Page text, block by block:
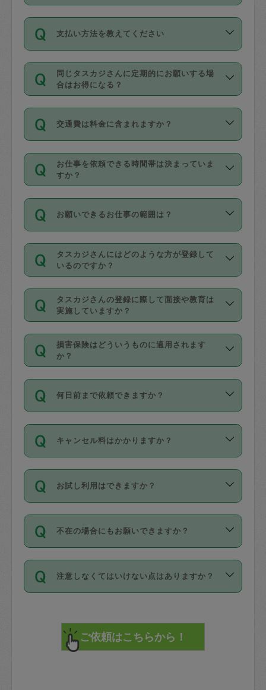
利用ください。機能をご利用いただくに
の上事前申請することが必要です。な
お、3時間を下回っても、値引き等はござ
いません。
11種類の価格帯の中からタスカジさん自
身が価格を選んで設定しています。
タスカジさんの価格設定には最初は制限
があり、レビュー件数、レビューの平均
値、などで除々に設定可能な最高額が上
がっていく仕組みになっています。
支払い方法を教えてください
お支払方法はクレジットカード（Visa／
Master／JCB／AMERICAN EXPRESS／
Diners Club）のみとなります。
を行う際にご入力ください。プロフィー
ル登録時にはご入力いただかなくても大
丈夫です。
デビットカード・プリペイドカード（Vプ
リカ、au WALLETなど）は支払にはご利
銀行振込や現金払いも対応していませ
なお、タスカジさんの交通費も、依頼料
金のご請求と合わせてお支払いとなりま
動計算で表示されます。
同じタスカジさんに定期的にお願いする場
合はお得になる？
依頼には「スポット」と「定期（毎週｜
隔週）」があり、「定期」の依頼は「ス
ポット」よりお得な料金でご利用できま
す。
定期の最低利用回数は設けていない代わ
りに、一定数を超えたキャンセルは有償
（例：毎週定期の場合は３回以上のキャ
ンセルが有償（1200円、隔週定期の場合
は２回以上のキャンセルが有償（1200
交通費は料金に含まれますか？
交通費は依頼料金とは別途発生し、依頼
料金のご請求と合わせてお支払いとなり
ます。交通費の金額は「依頼の詳細」に
お仕事を依頼できる時間帯は決まっていま
すか？
時間帯は3種類あります。いずれも１回あ
たり３時間です。
・ＡＭ ９時～１２時
・ＰＭ １３時～１６時
・夜 １８時～２１時
開始時間を２時間前後変更することが可
能です。依頼送信後、個別にタスカジさ
んにメッセージを送り調整してくださ
い。ただし、２時間を越えての調整はで
時間も被らない場合、損害保険の対象外
お願いできるお仕事の範囲は？
掃除、整理収納、洗濯、買い物、料理、
作り置きです。タスカジさんによってで
きる仕事の範囲が異なりますので、依頼
する前にタスカジさんのプロフィールで
確認してください。
基本的に、高所での作業や危険作業、屋
外での作業は対象外です。
タスカジさんにはどのような方が登録して
いるのですか？
主婦として長年の家事経験をお持ちの
方、栄養士・調理師といった資格者で保
育園や学校の給食やレストランで料理関
係の専門職に従事されていた方、日本で
すでにハウスキーパーや英語の先生とし
てお仕事をしているフィリピン出身の
社員など様々なバックグラウンドの方が
登録しています。
日本語も話せる方など様々です。
ールに記載していますので、各自の得意
を依頼してください。
タスカジさんの登録に際して面接や教育は
実施していますか？
応募の際に、各自事務局との面接と説明
を行っています。その後、身分証明書の
写真提出をしていただいています。外国
確認しています。タスカジさんトレーニ
ング動画を使ったセルフトレーニングの
現場トライアルを受け、合格したタスカ
ジさんが活動されています。
※テストセンターの講評は１件目のレビュ
参考
【詳細】タスカジさんの登録に際
損害保険はどういうものに適用されます
か？
依頼者とタスカジさんとの間でタスカジ
を通して成立した作業時間内での作業に
適用されます。作業範囲は、掃除、洗
です。作業中に物を壊したり、人にけが
をさせたりした場合が対象で、補償金額
す。
写真を撮り、
詳細FAQ：
損害賠償保険について教えて
何日前まで依頼できますか？
ご依頼は、現在を起点に3日後（72時間
以降）の日時から受付可能となっていま
す。
タスカジさんへ「募集」をかけることが
可能です。
キャンセル料はかかりますか？
キャンセル料には、以下の2種類がありま
す。
1. 直前キャンセル（定期、スポット契約
共通）
72時間を超える※と、以下のキャンセル
料が発生します。
直前キャンセル料：
72時間前〜24時間前＝依頼料金の50%
お試し利用はできますか？
「お試し利用」というメニューはありま
せんが、「一回のみ」依頼を活用するこ
とによって、気に入ったタスカジさんを
まず、条件の合う気になるタスカジさ
みてください。
その後、一番気に入ったタスカジさんに
不在の場合にもお願いできますか？
不在の場合の作業はタスカジさんの同意
が必要です。数回の依頼ののち、タスカ
ジさんと依頼者の間で十分な信頼関係が
てください。
不在時に部屋に入るためにタスカジさん
注意しなくてはいけない点はありますか？
で、必ず鍵のかかるロッカーや金庫に入
れて依頼者の責任の元管理するよう心掛
けてください。